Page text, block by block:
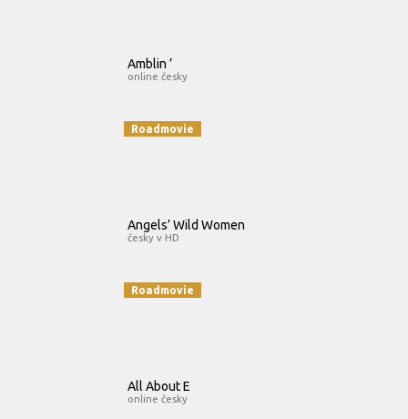
Amblin ’
online česky
Roadmovie
Angels’ Wild Women
česky v HD
Roadmovie
All About E
online česky